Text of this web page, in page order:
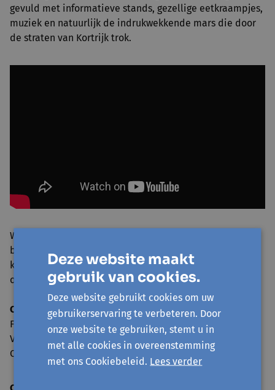
gevuld met informatieve stands, gezellige eetkraampjes,
muziek en natuurlijk de indrukwekkende mars die door
de straten van Kortrijk trok.
We willen iedereen die aanwezig was van harte
bedanken voor de opkomst en de steun. Dankzij jullie
konden we deze boodschap luid en duidelijk
overbrengen.
Collecti.e.f 8 maars Kortrijkis een samenwerking tussen
Femma, Zelle, ABVV West-Vlaanderen, ACV West-
Vlaanderen, Avansa Mid- en Zuidwest, FMDO vzw,
Compagnie Cordial en het Vredescomité Kortrijk.
Deze website maakt
gebruik van cookies.
Deze website gebruikt cookies om uw
gebruikerservaring te verbeteren. Door
onze website te gebruiken, stemt u in
met alle cookies in overeenstemming
met ons Cookiebeleid. Lees verder